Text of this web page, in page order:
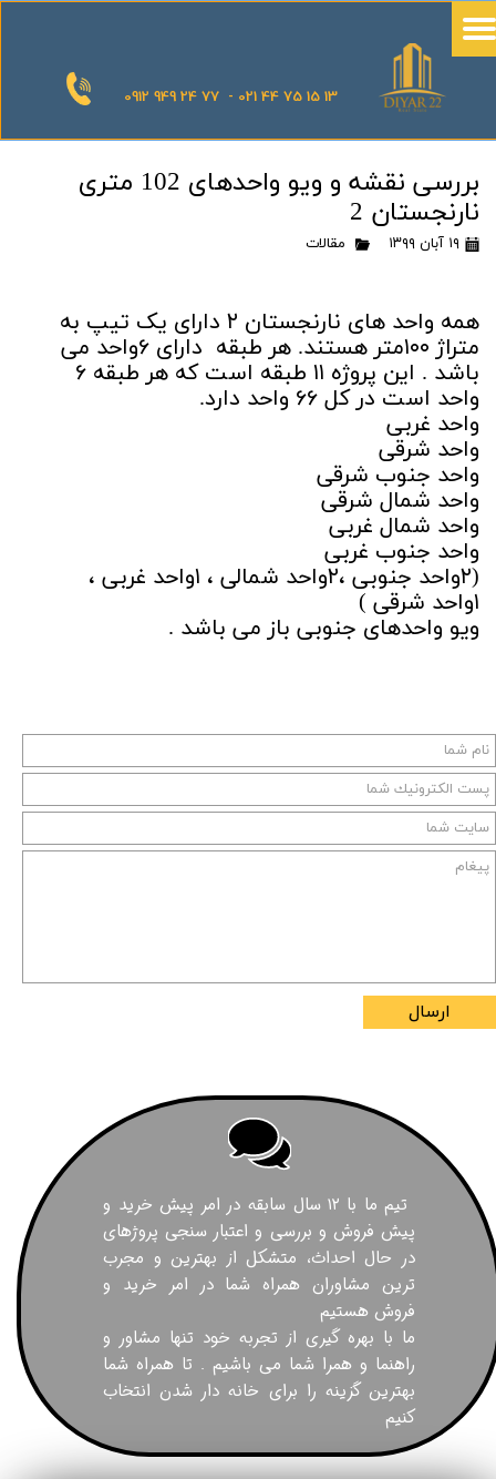
0912 949 24 77 - 021 44 75 15 13
بررسی نقشه و ویو واحدهای 102 متری
نارنجستان 2
۱۹ آبان ۱۳۹۹ مقالات
همه واحد های نارنجستان ۲ دارای یک تیپ به
متراژ ۱۰۰متر هستند. هر طبقه دارای ۶واحد می
باشد . این پروژه ۱۱ طبقه است که هر طبقه ۶
واحد است در کل ۶۶ واحد دارد.
واحد غربی
واحد شرقی
واحد جنوب شرقی
واحد شمال شرقی
واحد شمال غربی
واحد جنوب غربی
(۲واحد جنوبی ،۲واحد شمالی ، ۱واحد غربی ،
۱واحد شرقی )
ویو واحدهای جنوبی باز می باشد .
ارسال
تیم ما با ۱۲ سال سابقه در امر پیش خرید و
پیش فروش و بررسی و اعتبار سنجی پروژهای
در حال احداث، متشکل از بهترین و مجرب
ترین مشاوران همراه شما در امر خرید و
فروش هستیم
ما با بهره گیری از تجربه خود تنها مشاور و
راهنما و همرا شما می باشیم . تا همراه شما
بهترین گزینه را برای خانه دار شدن انتخاب
کنیم